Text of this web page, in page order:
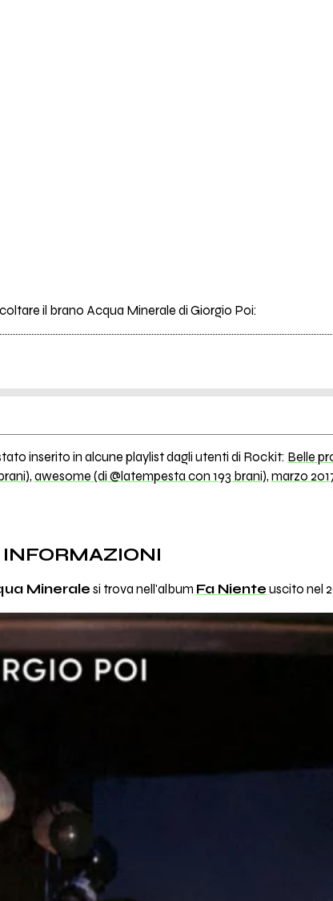
il brano Acqua Minerale di Giorgio Poi:
inserito in alcune playlist dagli utenti di Rockit: Belle
, awesome (di @latempesta con 193 brani), marzo
Minerale si trova nell'album Fa Niente uscito nel